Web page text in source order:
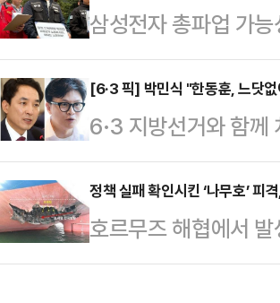
보고서 기준 455만
최고위원회의에서 "
없다. 국민들이 묻고
다.먼저 그는 "이미
다"며 "때린 놈이 자
는) 이제 …
삼성전자 총파업 가
시장으로 확산하고
공개적으로 "한국 투
한 가운데, 삼성전자
한 폐지와 제도화 요
을 열흘 앞두고 노사
마지막 분수령이 될
사는 이날부터 이틀
[6·3 픽] 박민식 "한동훈, 느닷
6·3 지방선거와 함께
식 후보와 무소속 한
공방을 이어갔다.박
없이 한 달 만에 선거
북구를 개인의 무슨
정책 실패 확인시킨 ‘나무호’ 피
호르무즈 해협에서
한 것으로 확인됐다.